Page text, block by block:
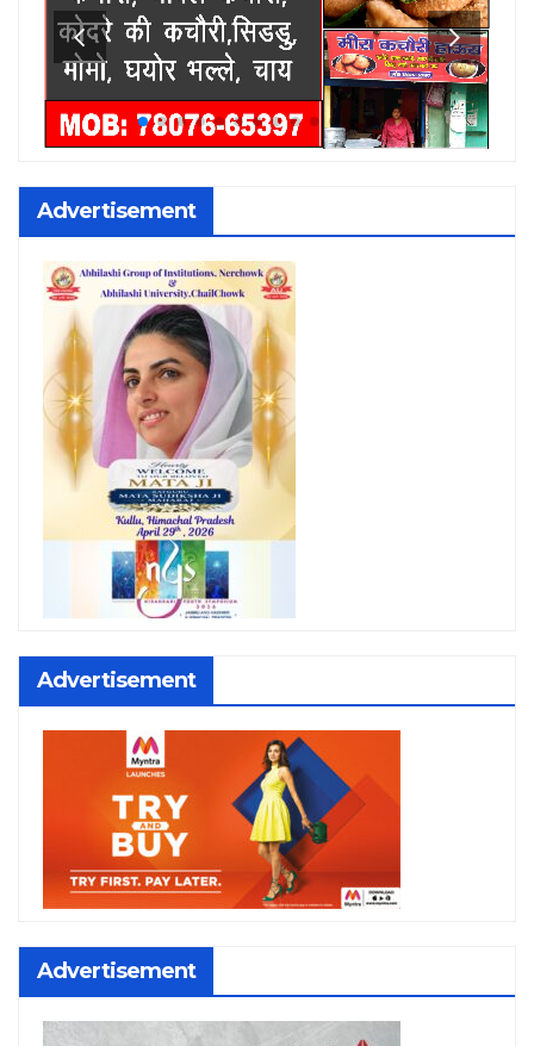
Advertisement
Advertisement
Advertisement